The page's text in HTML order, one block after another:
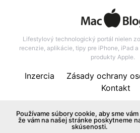
Lifestylový technologický portál nielen
recenzie, aplikácie, tipy pre iPhone, iPad
produkty Apple.
137
Inzercia
Zásady ochrany
Kontakt
Používame súbory cookie, aby sme vám
že vám na našej stránke poskytneme
skúsenosti.